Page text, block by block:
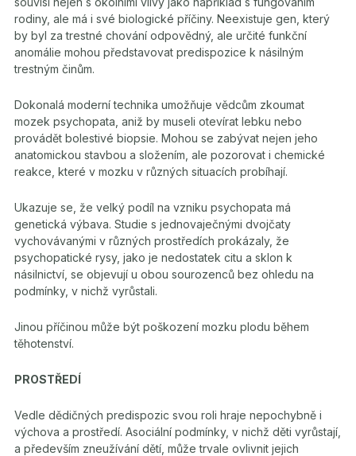
rodiny, ale má i své biologické příčiny. Neexistuje gen, který
by byl za trestné chování odpovědný, ale určité funkční
anomálie mohou představovat predispozice k násilným
trestným činům.
Dokonalá moderní technika umožňuje vědcům zkoumat
mozek psychopata, aniž by museli otevírat lebku nebo
provádět bolestivé biopsie. Mohou se zabývat nejen jeho
anatomickou stavbou a složením, ale pozorovat i chemické
reakce, které v mozku v různých situacích probíhají.
Ukazuje se, že velký podíl na vzniku psychopata má
genetická výbava. Studie s jednovaječnými dvojčaty
vychovávanými v různých prostředích prokázaly, že
psychopatické rysy, jako je nedostatek citu a sklon k
násilnictví, se objevují u obou sourozenců bez ohledu na
podmínky, v nichž vyrůstali.
Jinou příčinou může být poškození mozku plodu během
těhotenství.
PROSTŘEDÍ
Vedle dědičných predispozic svou roli hraje nepochybně i
výchova a prostředí. Asociální podmínky, v nichž děti vyrůstají,
a především zneužívání dětí, může trvale ovlivnit jejich